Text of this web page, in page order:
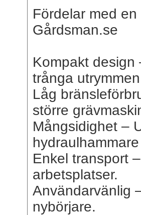
Fördelar med
Gårdsman.se
Kompakt design
trånga
Låg
större
Mångsidighet –
Enkel transport
arbetsplatser.
Användarvänlig
nybörjare.